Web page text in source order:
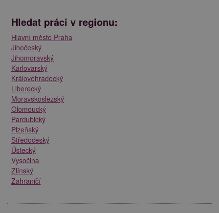
Hledat práci v regionu:
Hlavní město Praha
Jihočeský
Jihomoravský
Karlovarský
Královéhradecký
Liberecký
Moravskoslezský
Olomoucký
Pardubický
Plzeňský
Středočeský
Ústecký
Vysočina
Zlínský
Zahraničí